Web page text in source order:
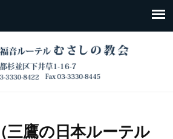
三鷹の日本ルーテル